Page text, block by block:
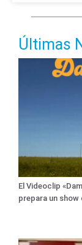
Últimas
El Videoclip
prepara un show